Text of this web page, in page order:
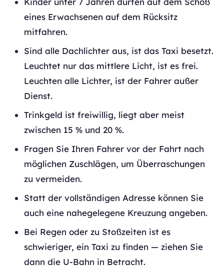
eines Erwachsenen auf dem Rücksitz
mitfahren.
Sind alle Dachlichter aus, ist das Taxi besetzt.
Leuchtet nur das mittlere Licht, ist es frei.
Leuchten alle Lichter, ist der Fahrer außer
Dienst.
Trinkgeld ist freiwillig, liegt aber meist
zwischen 15 % und 20 %.
Fragen Sie Ihren Fahrer vor der Fahrt nach
möglichen Zuschlägen, um Überraschungen
zu vermeiden.
Statt der vollständigen Adresse können Sie
auch eine nahegelegene Kreuzung angeben.
Bei Regen oder zu Stoßzeiten ist es
schwieriger, ein Taxi zu finden — ziehen Sie
dann die U-Bahn in Betracht.